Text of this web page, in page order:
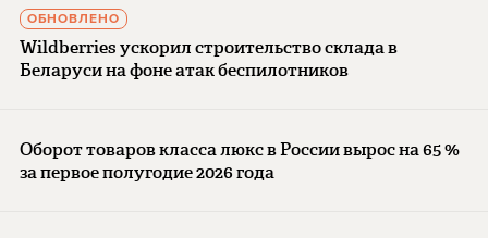
ОБНОВЛЕНО
Wildberries ускорил строительство склада в
Беларуси на фоне атак беспилотников
Оборот товаров класса люкс в России вырос на 65 %
за первое полугодие 2026 года